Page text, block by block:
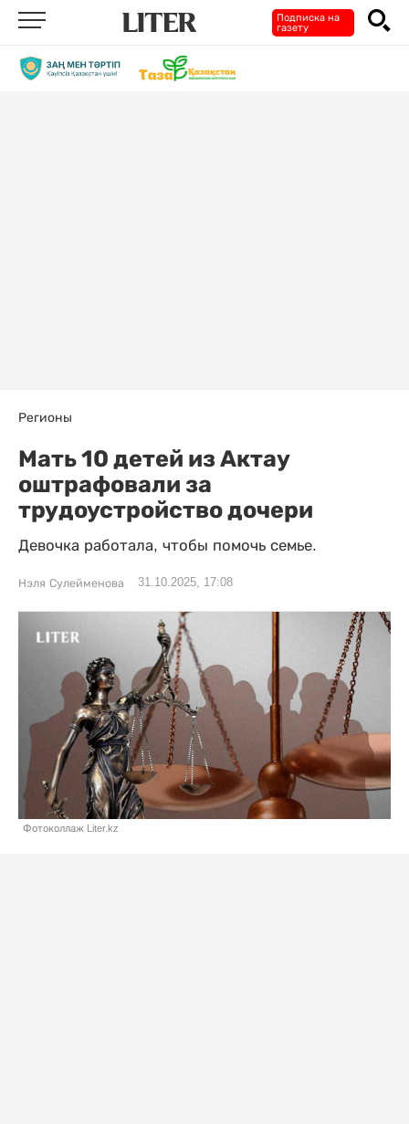
Подписка на
газету
Регионы
Мать 10 детей из Актау
оштрафовали за
трудоустройство дочери
Девочка работала, чтобы помочь семье.
Нэля Сулейменова 31.10.2025, 17:08
Фотоколлаж Liter.kz